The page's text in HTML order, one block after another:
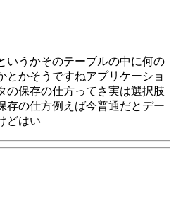
いうかそのテーブルの中に何の
とかそうですねアプリケーショ
の保存の仕方ってさ実は選択肢
存の仕方例えば今普通だとデー
どはい